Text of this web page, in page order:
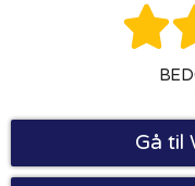

Gå til